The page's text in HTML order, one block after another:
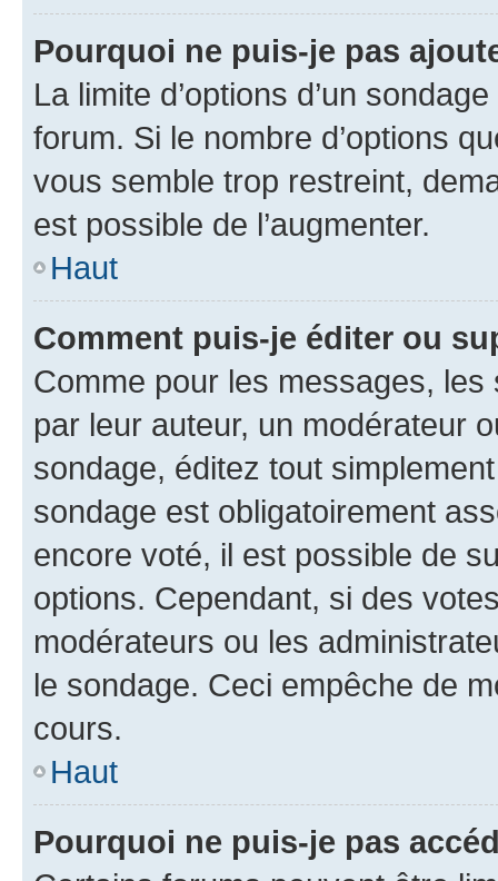
Pourquoi ne puis-je pas
La limite d’options d’un
forum. Si le nombre d’options
vous semble trop restreint,
est possible de l’augmenter.
Haut
Comment puis-je éditer ou
Comme pour les messages,
par leur auteur, un modérateur
sondage, éditez tout
sondage est obligatoirement
encore voté, il est possible de
options. Cependant, si des
modérateurs ou les
le sondage. Ceci empêche de
cours.
Haut
Pourquoi ne puis-je pas